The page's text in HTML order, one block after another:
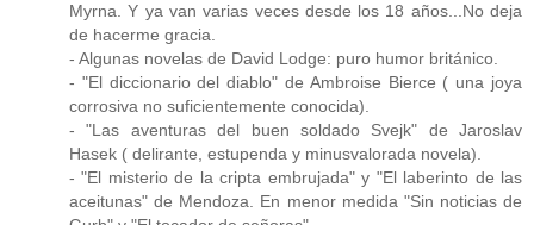
Myrna. Y ya van varias veces desde los 18 años...No deja
de hacerme gracia.
- Algunas novelas de David Lodge: puro humor británico.
- "El diccionario del diablo" de Ambroise Bierce ( una joya
corrosiva no suficientemente conocida).
- "Las aventuras del buen soldado Svejk" de Jaroslav
Hasek ( delirante, estupenda y minusvalorada novela).
- "El misterio de la cripta embrujada" y "El laberinto de las
aceitunas" de Mendoza. En menor medida "Sin noticias de